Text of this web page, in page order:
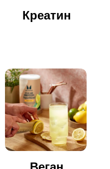
Креатин